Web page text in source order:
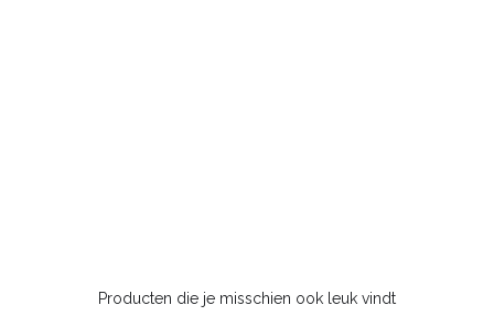
Producten die je misschien ook leuk vindt